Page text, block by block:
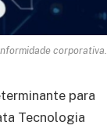
corporativa.
para
Tecnologia